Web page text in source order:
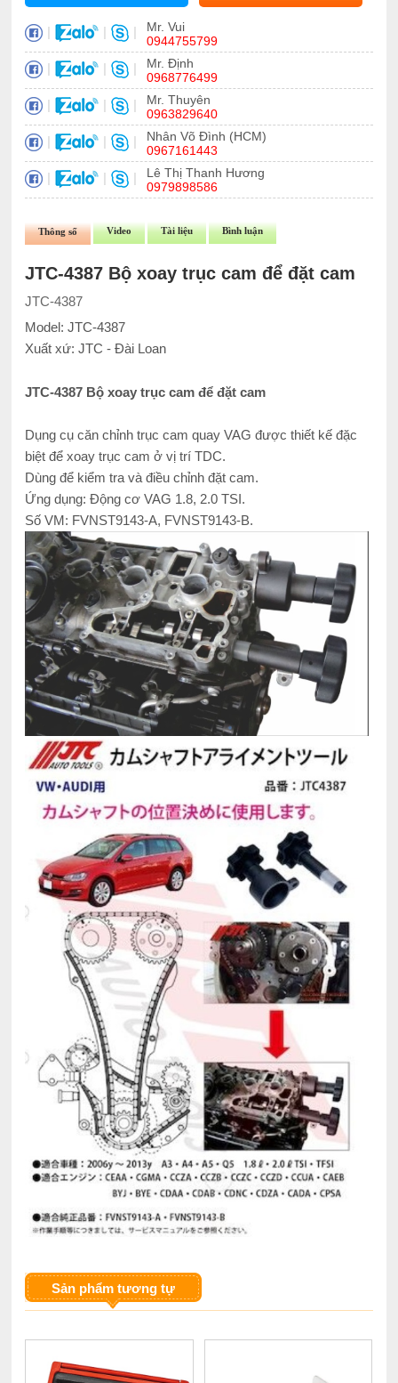
| | |
Mr. Vui
0944755799
| | |
Mr. Định
0968776499
| | |
Mr. Thuyên
0963829640
| | |
Nhân Võ Đình (HCM)
0967161443
| | |
Lê Thị Thanh Hương
0979898586
Thông số Video Tài liệu Bình luận
JTC-4387 Bộ xoay trục cam để đặt cam
JTC-4387
Model: JTC-4387
Xuất xứ: JTC - Đài Loan
JTC-4387 Bộ xoay trục cam để đặt cam
Dụng cụ căn chỉnh trục cam quay VAG được thiết kế đặc
biệt để xoay trục cam ở vị trí TDC.
Dùng để kiểm tra và điều chỉnh đặt cam.
Ứng dụng: Động cơ VAG 1.8, 2.0 TSI.
Số VM: FVNST9143-A, FVNST9143-B.
Sản phẩm tương tự